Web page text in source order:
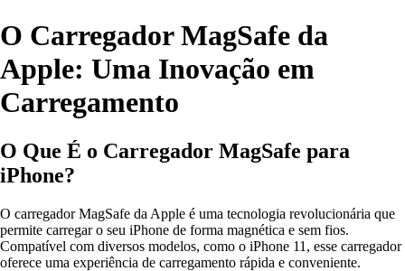
O Carregador MagSafe da
Apple: Uma Inovação em
Carregamento
O Que É o Carregador MagSafe para
iPhone?
O carregador MagSafe da Apple é uma tecnologia revolucionária que
permite carregar o seu iPhone de forma magnética e sem fios.
Compatível com diversos modelos, como o iPhone 11, esse carregador
oferece uma experiência de carregamento rápida e conveniente.